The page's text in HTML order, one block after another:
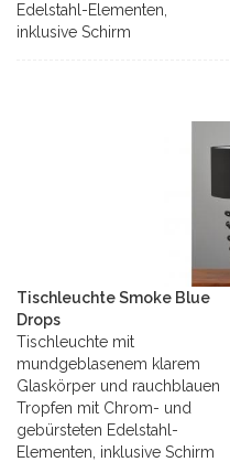
Edelstahl-Elementen,
inklusive Schirm
Tischleuchte Smoke Blue
Drops
Tischleuchte mit
mundgeblasenem klarem
Glaskörper und rauchblauen
Tropfen mit Chrom- und
gebürsteten Edelstahl-
Elementen, inklusive Schirm